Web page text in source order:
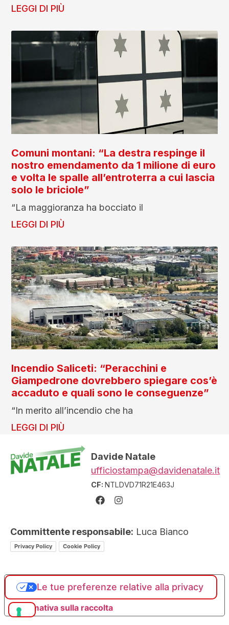
LEGGI DI PIÙ
Comuni montani: “La destra respinge il
nostro emendamento da 1 milione di euro
e volta le spalle all’entroterra a cui lascia
solo le briciole”
“La maggioranza ha bocciato il
LEGGI DI PIÙ
Incendio Saliceti: “Peracchini e
Giampedrone dovrebbero spiegare cos’è
accaduto e quali sono le conseguenze”
“In merito all’incendio che ha
LEGGI DI PIÙ
Davide Natale
ufficiostampa@davidenatale.it
CF:NTLDVD71R21E463J
Committente responsabile: Luca Bianco
Privacy Policy Cookie Policy
Informativa sulla raccolta
Le tue preferenze relative alla privacy